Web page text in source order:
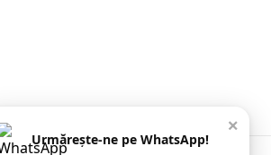
ZIARUL ANUNȚUL CĂLĂRĂȘEAN
×
Urmărește-ne pe WhatsApp!